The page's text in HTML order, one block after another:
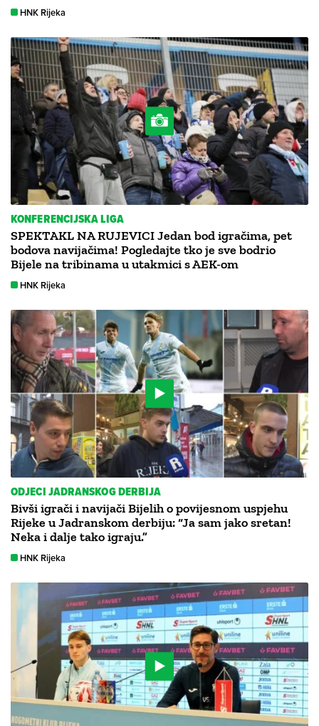
HNK Rijeka
KONFERENCIJSKA LIGA
SPEKTAKL NA RUJEVICI Jedan bod igračima, pet
bodova navijačima! Pogledajte tko je sve bodrio
Bijele na tribinama u utakmici s AEK-om
HNK Rijeka
ODJECI JADRANSKOG DERBIJA
Bivši igrači i navijači Bijelih o povijesnom uspjehu
Rijeke u Jadranskom derbiju: “Ja sam jako sretan!
Neka i dalje tako igraju.”
HNK Rijeka